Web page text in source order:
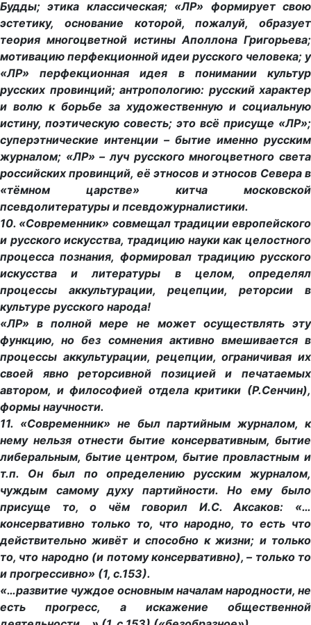
Будды; этика классическая; «ЛР» формирует свою
эстетику, основание которой, пожалуй, образует
теория многоцветной истины Аполлона Григорьева;
мотивацию перфекционной идеи русского человека; у
«ЛР» перфекционная идея в понимании культур
русских провинций; антропологию: русский характер
и волю к борьбе за художественную и социальную
истину, поэтическую совесть; это всё присуще «ЛР»;
суперэтнические интенции – бытие именно русским
журналом; «ЛР» – луч русского многоцветного света
российских провинций, её этносов и этносов Севера в
«тёмном царстве» китча московской
псевдолитературы и псевдожурналистики.
10. «Современник» совмещал традиции европейского
и русского искусства, традицию науки как целостного
процесса познания, формировал традицию русского
искусства и литературы в целом, определял
процессы аккультурации, рецепции, реторсии в
культуре русского народа!
«ЛР» в полной мере не может осуществлять эту
функцию, но без сомнения активно вмешивается в
процессы аккультурации, рецепции, ограничивая их
своей явно реторсивной позицией и печатаемых
автором, и философией отдела критики (Р.Сенчин),
формы научности.
11. «Современник» не был партийным журналом, к
нему нельзя отнести бытие консервативным, бытие
либеральным, бытие центром, бытие провластным и
т.п. Он был по определению русским журналом,
чуждым самому духу партийности. Но ему было
присуще то, о чём говорил И.С. Аксаков: «…
консервативно только то, что народно, то есть что
действительно живёт и способно к жизни; и только
то, что народно (и потому консервативно), – только то
и прогрессивно» (1, с.153).
«…развитие чуждое основным началам народности, не
есть прогресс, а искажение общественной